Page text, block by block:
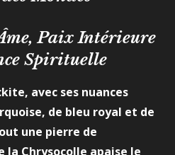
Paix Intérieure
Spirituelle
avec ses nuances
de bleu royal et de
une pierre de
la Chrysocolle apaise le